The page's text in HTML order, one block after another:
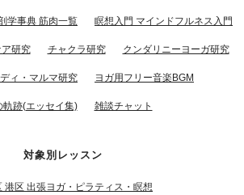
学事典 筋肉一覧 瞑想入門 マインドフルネス入門
研究 チャクラ研究 クンダリニーヨーガ研究
ィ・マルマ研究 ヨガ用フリー音楽BGM
軌跡(エッセイ集) 雑談チャット
対象別レッスン
港区 出張ヨガ・ピラティス・瞑想